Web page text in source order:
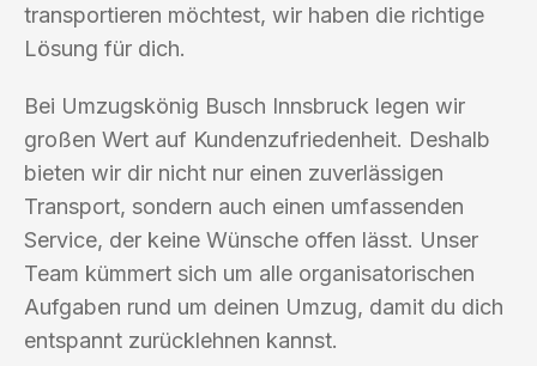
transportieren möchtest, wir haben die richtige
Lösung für dich.
Bei Umzugskönig Busch Innsbruck legen wir
großen Wert auf Kundenzufriedenheit. Deshalb
bieten wir dir nicht nur einen zuverlässigen
Transport, sondern auch einen umfassenden
Service, der keine Wünsche offen lässt. Unser
Team kümmert sich um alle organisatorischen
Aufgaben rund um deinen Umzug, damit du dich
entspannt zurücklehnen kannst.